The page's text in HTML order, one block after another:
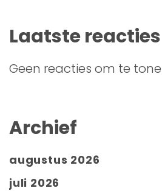
Laatste reacties
Geen reacties om te
Archief
augustus 2026
juli 2026